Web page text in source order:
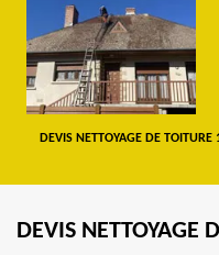
DEVIS NETTOYAGE DE TOITURE
DEVIS NETTOYAGE